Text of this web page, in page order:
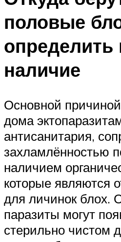
половые
определить
наличие
Основной
дома
антисанитария,
захламлённостью
наличием
которые являются
для личинок блох.
паразиты могут
стерильно чистом